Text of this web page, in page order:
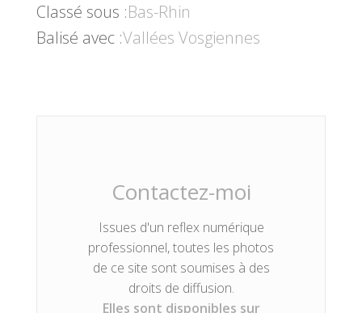
Classé sous :Bas-Rhin
Balisé avec :Vallées Vosgiennes
Contactez-moi
Issues d'un reflex numérique
professionnel, toutes les photos
de ce site sont soumises à des
droits de diffusion.
Elles sont disponibles sur